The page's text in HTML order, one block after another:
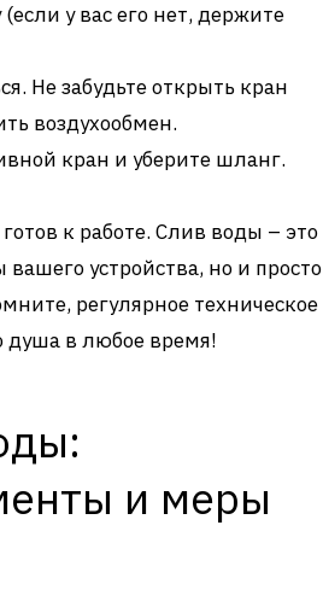
у вас его нет, держите
Не забудьте открыть кран
воздухообмен.
кран и уберите шланг.
к работе. Слив воды – это
устройства, но и просто
регулярное техническое
душа в любое время!
и меры